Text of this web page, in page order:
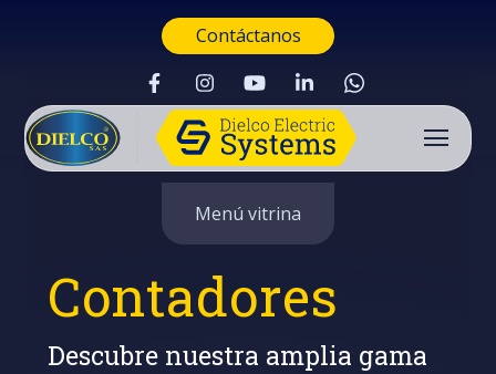
Contáctanos
Menú vitrina
Contadores
Descubre nuestra amplia gama